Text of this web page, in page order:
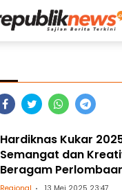
Hardiknas Kukar
Semangat dan
Beragam